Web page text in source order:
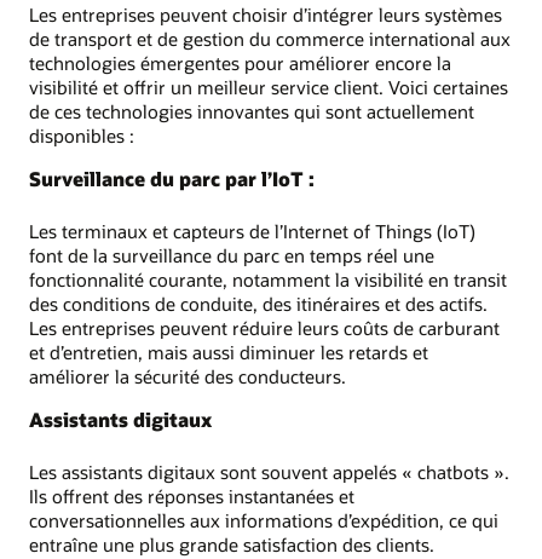
Les entreprises peuvent choisir d’intégrer leurs systèmes
de transport et de gestion du commerce international aux
technologies émergentes pour améliorer encore la
visibilité et offrir un meilleur service client. Voici certaines
de ces technologies innovantes qui sont actuellement
disponibles :
Surveillance du parc par l’IoT :
Les terminaux et capteurs de l’Internet of Things (IoT)
font de la surveillance du parc en temps réel une
fonctionnalité courante, notamment la visibilité en transit
des conditions de conduite, des itinéraires et des actifs.
Les entreprises peuvent réduire leurs coûts de carburant
et d’entretien, mais aussi diminuer les retards et
améliorer la sécurité des conducteurs.
Assistants digitaux
Les assistants digitaux sont souvent appelés « chatbots ».
Ils offrent des réponses instantanées et
conversationnelles aux informations d’expédition, ce qui
entraîne une plus grande satisfaction des clients.